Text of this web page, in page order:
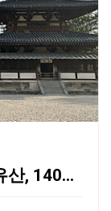
[나라 여행] 일본 최초의 세계유산, 1400년의 숨결…